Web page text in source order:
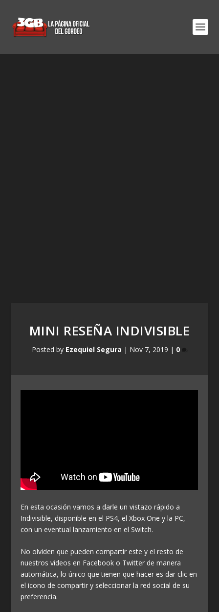
MINI RESEÑA INDIVISIBLE
Posted by Ezequiel Segura | Nov 7, 2019 | 0
En esta ocasión vamos a darle un vistazo rápido a
Indivisible, disponible en el PS4, el Xbox One y la PC,
con un eventual lanzamiento en el Switch.
No olviden que pueden compartir este y el resto de
nuestros videos en Facebook o Twitter de manera
automática, lo único que tienen que hacer es dar clic en
el icono de compartir y seleccionar la red social de su
preferencia.